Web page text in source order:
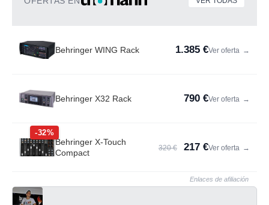
Behringer WING Rack 1.385 €Ver oferta →
Behringer X32 Rack 790 €Ver oferta →
-32%
Behringer X-Touch
Compact
320 € 217 €Ver oferta →
Enlaces de afiliación